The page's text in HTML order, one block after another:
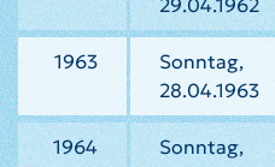
29.04.1962
1963
Sonntag,
28.04.1963
1964
Sonntag,